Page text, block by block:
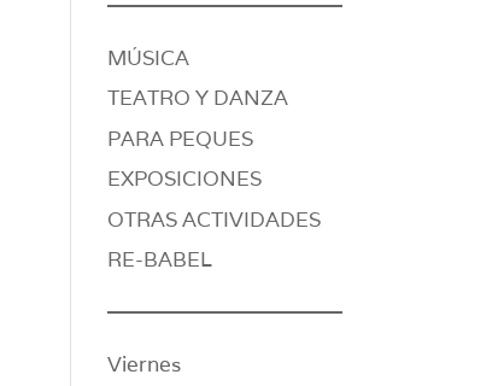
MÚSICA
TEATRO Y DANZA
PARA PEQUES
EXPOSICIONES
OTRAS ACTIVIDADES
RE-BABEL
Viernes